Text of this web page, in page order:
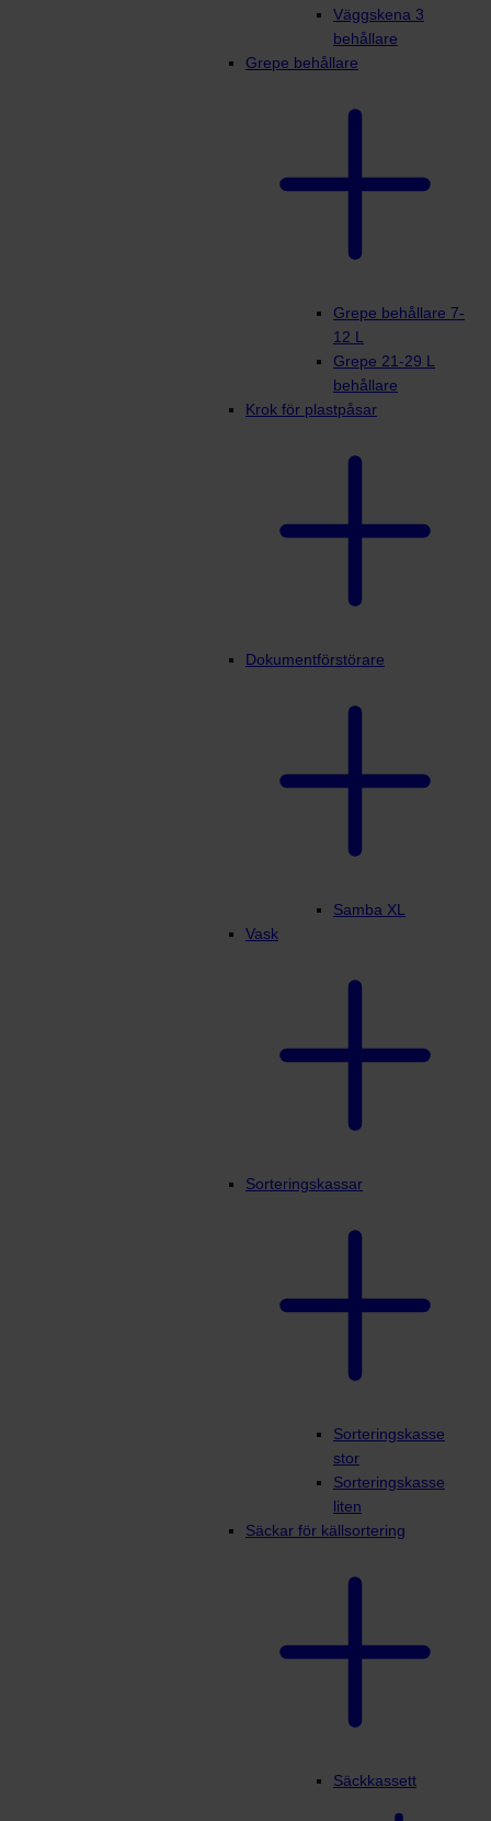
Väggskena 3
behållare
Grepe behållare
Grepe behållare 7-
12 L
Grepe 21-29 L
behållare
Krok för plastpåsar
Dokumentförstörare
Samba XL
Vask
Sorteringskassar
Sorteringskasse
stor
Sorteringskasse
liten
Säckar för källsortering
Säckkassett